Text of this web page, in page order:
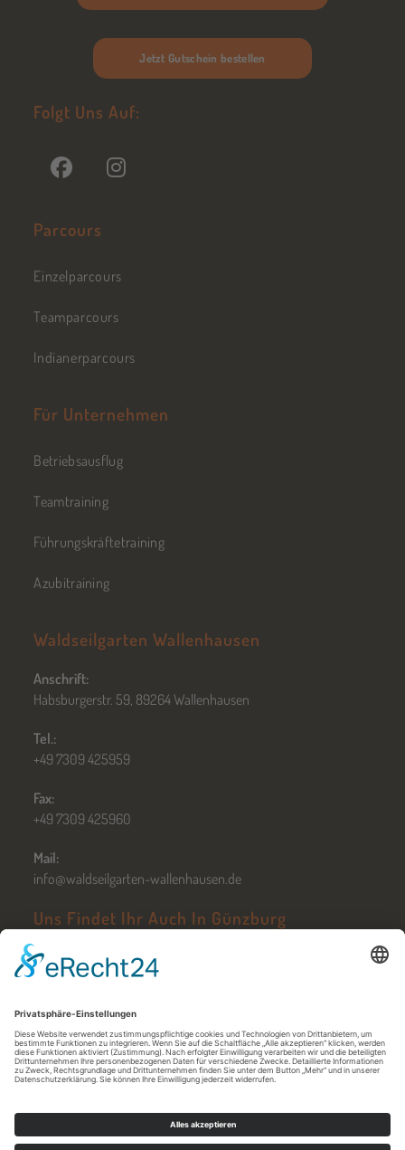
Jetzt Gutschein bestellen
Folgt Uns Auf:
Parcours
Einzelparcours
Teamparcours
Indianerparcours
Für Unternehmen
Betriebsausflug
Teamtraining
Führungskräftetraining
Azubitraining
Waldseilgarten Wallenhausen
Anschrift:
Habsburgerstr. 59, 89264 Wallenhausen
Tel.:
+49 7309 425959
Fax:
+49 7309 425960
Mail:
info@waldseilgarten-wallenhausen.de
Uns Findet Ihr Auch In Günzburg
Öffnungszeiten in Günzburg